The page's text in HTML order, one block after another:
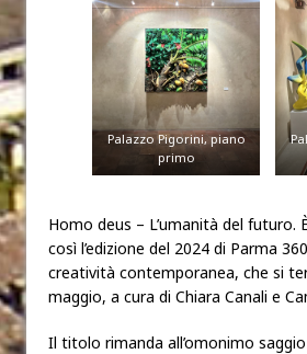
Palazzo Pigorini, piano
primo
Homo deus – L’umanità del
così l’edizione del 2024 di Parma
creatività contemporanea, che si
maggio, a cura di Chiara Canali e
Il titolo rimanda all’omonimo